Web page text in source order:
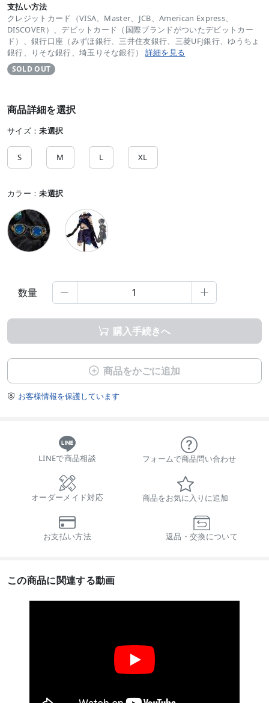
支払い方法
クレジットカード（VISA、Master、JCB、American Express、
DISCOVER）、デビットカード（国際ブランドがついたデビットカー
ド）、銀行口座（みずほ銀行、三井住友銀行、三菱UFJ銀行、ゆうちょ
銀行、りそな銀行、埼玉りそな銀行） 詳細を見る
SOLD OUT
商品詳細を選択
サイズ：未選択
S M L XL
カラー：未選択
数量  
 購入手続きへ
 商品をかごに追加
 お客様情報を保護しています
LINEで商品相談 フォームで商品問い合わせ
オーダーメイド対応 商品をお気に入りに追加
お支払い方法 返品・交換について
この商品に関連する動画